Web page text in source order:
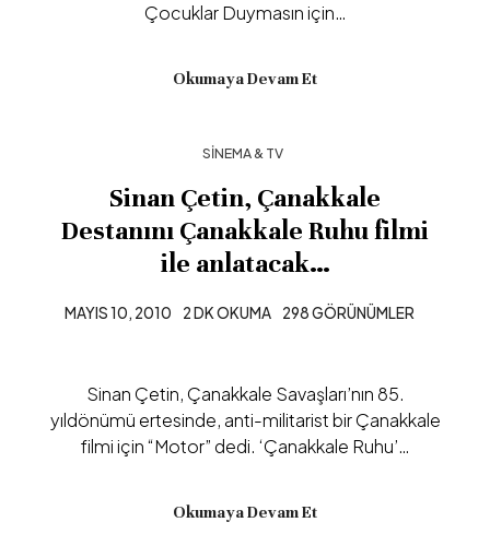
Çocuklar Duymasın için…
Okumaya Devam Et
SINEMA & TV
Sinan Çetin, Çanakkale
Destanını Çanakkale Ruhu filmi
ile anlatacak…
MAYIS 10, 2010 2 DK OKUMA 298 GÖRÜNÜMLER
Sinan Çetin, Çanakkale Savaşları’nın 85.
yıldönümü ertesinde, anti-militarist bir Çanakkale
filmi için “Motor” dedi. ‘Çanakkale Ruhu’…
Okumaya Devam Et